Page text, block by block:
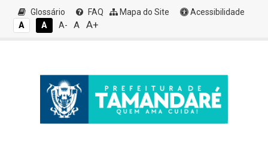
Glossário FAQ Mapa do Site
Acessibilidade
A
A A- A A+